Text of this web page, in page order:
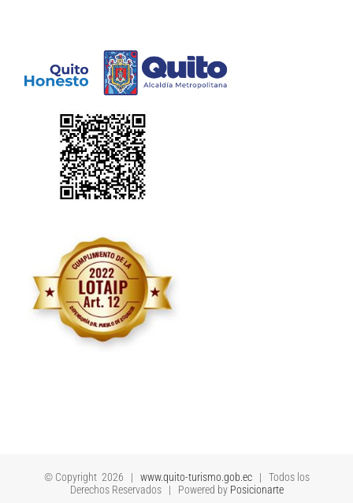
© Copyright 2026 | www.quito-turismo.gob.ec| Todos los
Derechos Reservados | Powered by Posicionarte